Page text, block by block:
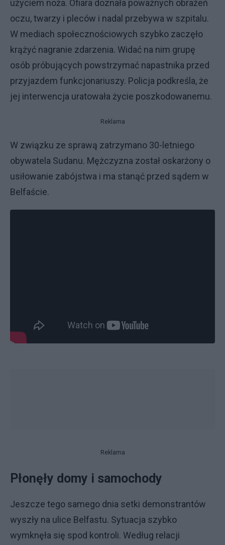
użyciem noża. Ofiara doznała poważnych obrażeń
oczu, twarzy i pleców i nadal przebywa w szpitalu.
W mediach społecznościowych szybko zaczęło
krążyć nagranie zdarzenia. Widać na nim grupę
osób próbujących powstrzymać napastnika przed
przyjazdem funkcjonariuszy. Policja podkreśla, że
jej interwencja uratowała życie poszkodowanemu.
Reklama
W związku ze sprawą zatrzymano 30-letniego
obywatela Sudanu. Mężczyzna został oskarżony o
usiłowanie zabójstwa i ma stanąć przed sądem w
Belfaście.
Reklama
Płonęły domy i samochody
Jeszcze tego samego dnia setki demonstrantów
wyszły na ulice Belfastu. Sytuacja szybko
wymknęła się spod kontroli. Według relacji